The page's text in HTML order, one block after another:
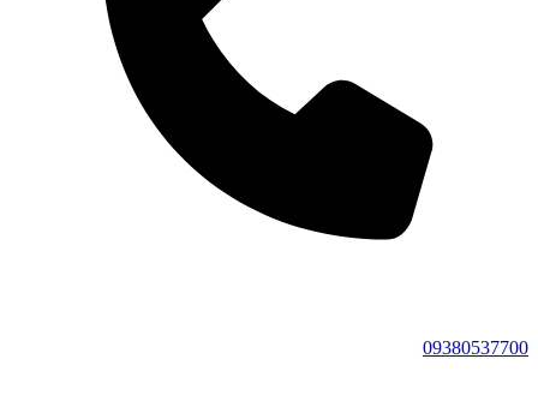
09380537700